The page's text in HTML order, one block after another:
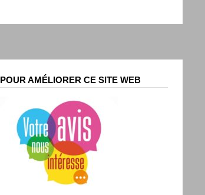
POUR AMÉLIORER CE SITE WEB